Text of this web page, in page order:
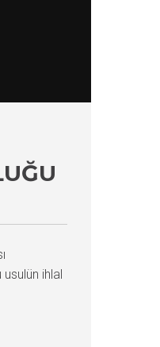
ihlal